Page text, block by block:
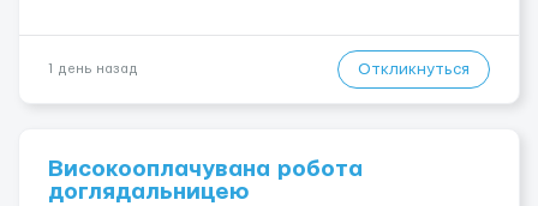
1 день назад Откликнуться
Високооплачувана робота
доглядальницею